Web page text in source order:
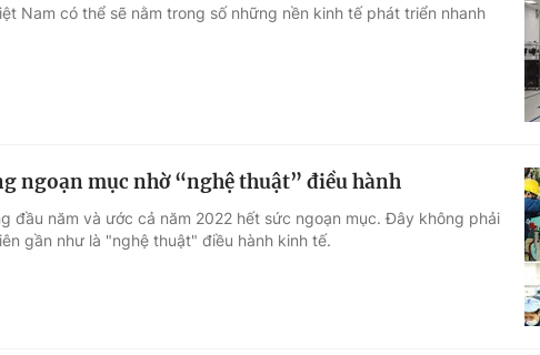
Nam có thể sẽ nằm trong số những nền kinh tế phát triển nhanh
ngoạn mục nhờ “nghệ thuật” điều hành
đầu năm và ước cả năm 2022 hết sức ngoạn mục. Đây không phải
gần như là "nghệ thuật" điều hành kinh tế.